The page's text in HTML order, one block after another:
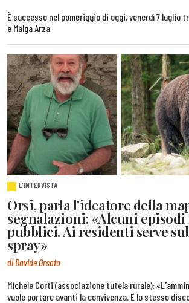
È successo nel pomeriggio di oggi, venerdì 7 luglio
e Malga Arza
L'INTERVISTA
Orsi, parla l'ideatore della
segnalazioni: «Alcuni episodi
pubblici. Ai residenti serve
spray»
di Davide Orsato
Michele Corti (associazione tutela rurale):
vuole portare avanti la convivenza. È lo stesso